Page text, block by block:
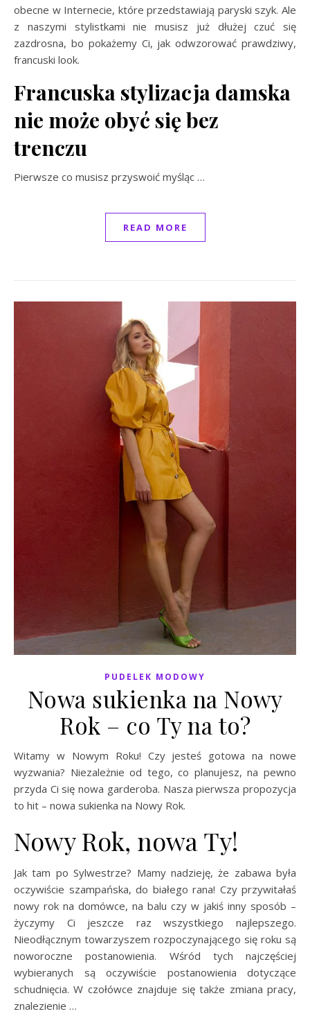
obecne w Internecie, które przedstawiają paryski szyk. Ale
z naszymi stylistkami nie musisz już dłużej czuć się
zazdrosna, bo pokażemy Ci, jak odwzorować prawdziwy,
francuski look.
Francuska stylizacja damska
nie może obyć się bez
trenczu
Pierwsze co musisz przyswoić myśląc …
READ MORE
PUDELEK MODOWY
Nowa sukienka na Nowy
Rok – co Ty na to?
Witamy w Nowym Roku! Czy jesteś gotowa na nowe
wyzwania? Niezależnie od tego, co planujesz, na pewno
przyda Ci się nowa garderoba. Nasza pierwsza propozycja
to hit – nowa sukienka na Nowy Rok.
Nowy Rok, nowa Ty!
Jak tam po Sylwestrze? Mamy nadzieję, że zabawa była
oczywiście szampańska, do białego rana! Czy przywitałaś
nowy rok na domówce, na balu czy w jakiś inny sposób –
życzymy Ci jeszcze raz wszystkiego najlepszego.
Nieodłącznym towarzyszem rozpoczynającego się roku są
noworoczne postanowienia. Wśród tych najczęściej
wybieranych są oczywiście postanowienia dotyczące
schudnięcia. W czołówce znajduje się także zmiana pracy,
znalezienie …